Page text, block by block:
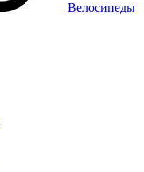
Велосипеды